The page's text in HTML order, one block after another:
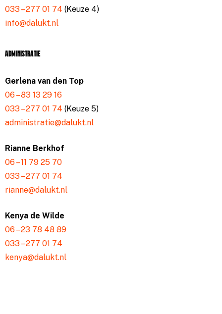
033 – 277 01 74 (Keuze 4)
info@dalukt.nl
Administratie
Gerlena van den Top
06 – 83 13 29 16
033 – 277 01 74 (Keuze 5)
administratie@dalukt.nl
Rianne Berkhof
06 – 11 79 25 70
033 – 277 01 74
rianne@dalukt.nl
Kenya de Wilde
06 – 23 78 48 89
033 – 277 01 74
kenya@dalukt.nl